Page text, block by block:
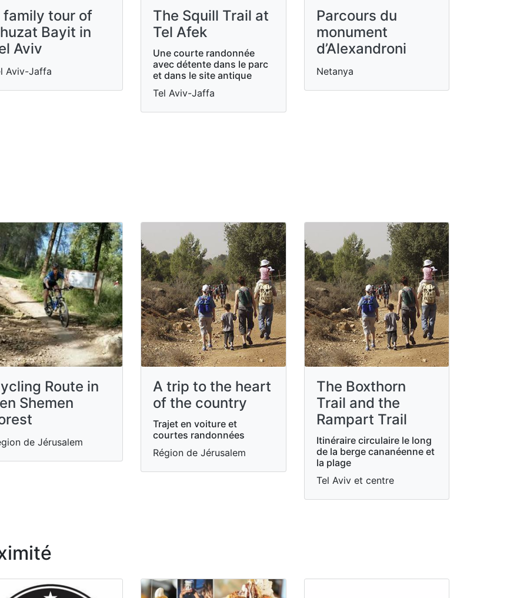
family tour of
Bayit in
Aviv
Aviv-Jaffa
The Squill Trail at
Tel Afek
Une courte randonnée
avec détente dans le parc
et dans le site antique
Tel Aviv-Jaffa
Parcours du
monument
d’Alexandroni
Netanya
Route in
Shemen
de Jérusalem
A trip to the heart
of the country
Trajet en voiture et
courtes randonnées
Région de Jérusalem
The Boxthorn
Trail and the
Rampart Trail
Itinéraire circulaire le long
de la berge cananéenne et
la plage
Tel Aviv et centre